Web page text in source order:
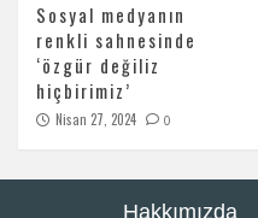
Sosyal medyanın
renkli sahnesinde
‘özgür değiliz
hiçbirimiz’
Nisan 27, 2024 0
Hakkımızda